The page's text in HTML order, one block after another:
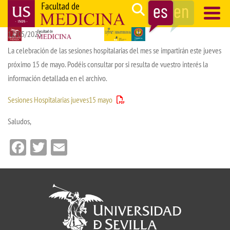
Pasar
contenido
principal
Search
Navegación
principal
12/05/2025
La celebración de las sesiones hospitalarias del mes se impartirán este jueves
próximo 15 de mayo. Podéis consultar por si resulta de vuestro interés la
información detallada en el archivo.
Sesiones Hospitalarias jueves15 mayo
Saludos,
Facebook
Twitter